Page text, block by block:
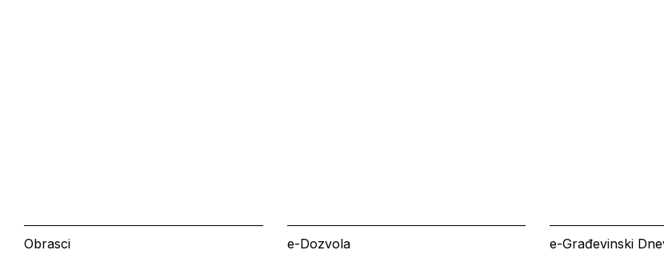
Obrasci e-Dozvola e-Građevinski